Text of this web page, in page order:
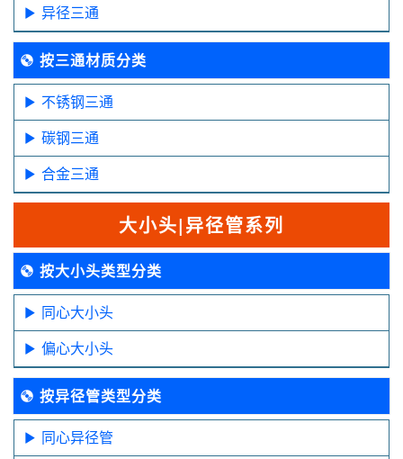
异径三通
按三通材质分类
不锈钢三通
碳钢三通
合金三通
大小头|异径管系列
按大小头类型分类
同心大小头
偏心大小头
按异径管类型分类
同心异径管